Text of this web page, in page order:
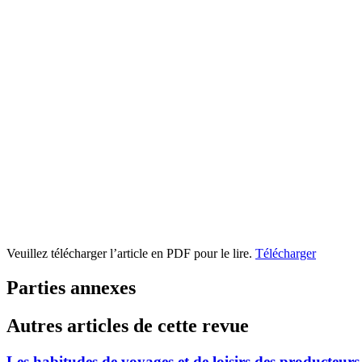
Veuillez télécharger l’article en PDF pour le lire. Télécharger
Parties annexes
Autres articles de cette revue